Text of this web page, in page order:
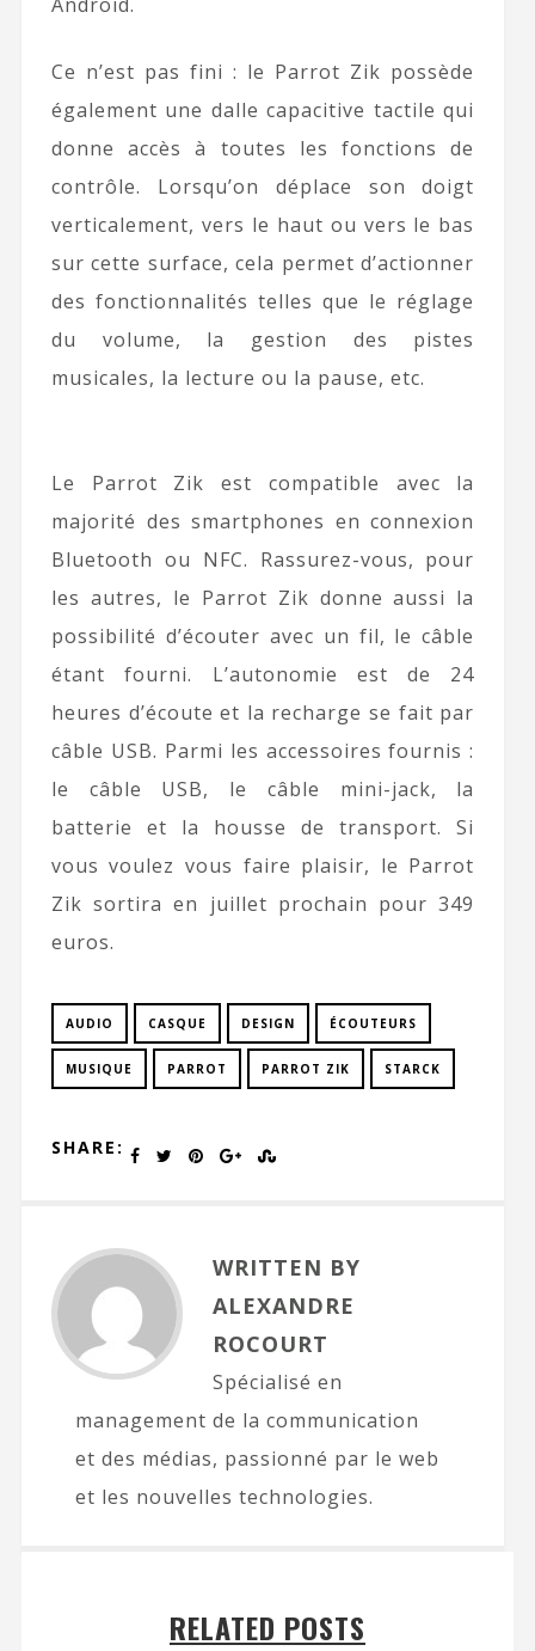
Android.
Ce n’est pas fini : le Parrot Zik possède
également une dalle capacitive tactile qui
donne accès à toutes les fonctions de
contrôle. Lorsqu’on déplace son doigt
verticalement, vers le haut ou vers le bas
sur cette surface, cela permet d’actionner
des fonctionnalités telles que le réglage
du volume, la gestion des pistes
musicales, la lecture ou la pause, etc.
Le Parrot Zik est compatible avec la
majorité des smartphones en connexion
Bluetooth ou NFC. Rassurez-vous, pour
les autres, le Parrot Zik donne aussi la
possibilité d’écouter avec un fil, le câble
étant fourni. L’autonomie est de 24
heures d’écoute et la recharge se fait par
câble USB. Parmi les accessoires fournis :
le câble USB, le câble mini-jack, la
batterie et la housse de transport. Si
vous voulez vous faire plaisir, le Parrot
Zik sortira en juillet prochain pour 349
euros.
AUDIO CASQUE DESIGN ÉCOUTEURS
MUSIQUE PARROT PARROT ZIK STARCK
SHARE:
WRITTEN BY
ALEXANDRE
ROCOURT
Spécialisé en
management de la communication
et des médias, passionné par le web
et les nouvelles technologies.
RELATED POSTS